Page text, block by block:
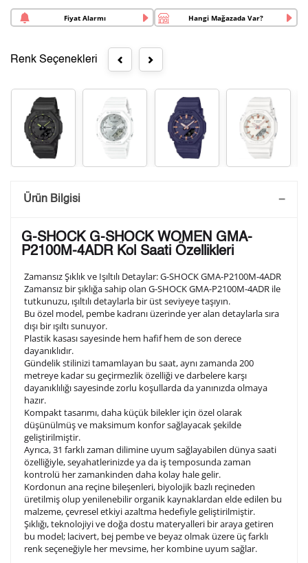
Fiyat Alarmı Hangi Mağazada Var?
Renk Seçenekleri
Saatini Kişiselleştir
arka kapağına gravür tekniği ile formda belirtmiş
olduğunuz şekilde işlenecektir.
1. Satır
10/ 10
2. Satır
3. Satır
Lütfen font seçiniz
Ön İzleme Kişiselleştir Vazgeç
Kişiselleştirilmiş ürünlerin teslim süresi gravür işleme
sebebi ile 1-2 iş günü uzamaktadır. Gravür İşlemi
tamamlandıktan sonra siparişiniz kargoya verilecektir.
Ürün Bilgisi
G-SHOCK G-SHOCK WOMEN GMA-
P2100M-4ADR Kol Saati Özellikleri
Zamansız Şıklık ve Işıltılı Detaylar: G-SHOCK GMA-P2100M-4ADR
Zamansız bir şıklığa sahip olan G-SHOCK GMA-P2100M-4ADR ile
tutkunuzu, ışıltılı detaylarla bir üst seviyeye taşıyın.
Bu özel model, pembe kadranı üzerinde yer alan detaylarla sıra
dışı bir ışıltı sunuyor.
Plastik kasası sayesinde hem hafif hem de son derece
dayanıklıdır.
Gündelik stilinizi tamamlayan bu saat, aynı zamanda 200
metreye kadar su geçirmezlik özelliği ve darbelere karşı
dayanıklılığı sayesinde zorlu koşullarda da yanınızda olmaya
hazır.
Kompakt tasarımı, daha küçük bilekler için özel olarak
düşünülmüş ve maksimum konfor sağlayacak şekilde
geliştirilmiştir.
Ayrıca, 31 farklı zaman dilimine uyum sağlayabilen dünya saati
özelliğiyle, seyahatlerinizde ya da iş temposunda zaman
kontrolü her zamankinden daha kolay hale gelir.
Kordonun ana reçine bileşenleri, biyolojik bazlı reçineden
üretilmiş olup yenilenebilir organik kaynaklardan elde edilen bu
malzeme, çevresel etkiyi azaltma hedefiyle geliştirilmiştir.
Şıklığı, teknolojiyi ve doğa dostu materyalleri bir araya getiren
bu model; lacivert, bej pembe ve beyaz olmak üzere üç farklı
renk seçeneğiyle her mevsime, her kombine uyum sağlar.